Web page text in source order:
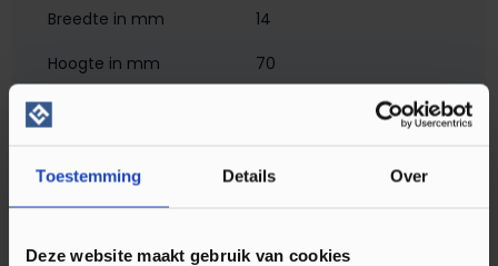
Toestemming Details Over
Deze website maakt gebruik van cookies
Breedte in mm
14
Hoogte in mm
70
Materiaal